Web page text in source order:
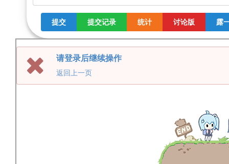
提交 提交记录 统计 讨论版 露